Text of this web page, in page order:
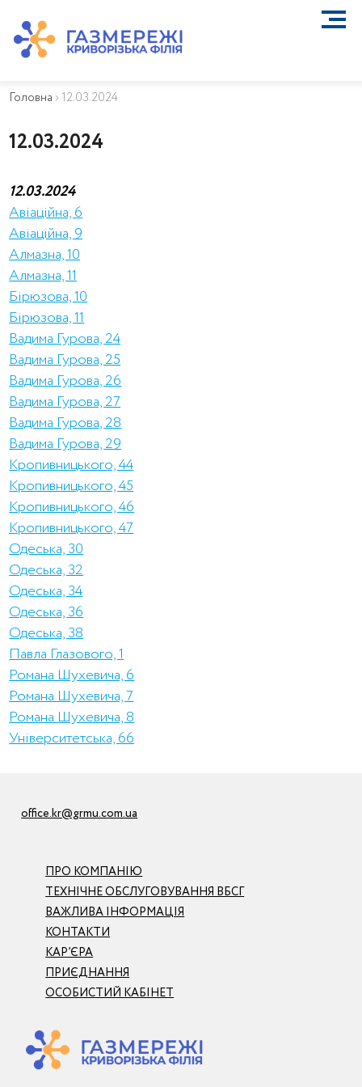
ПРО КОМПАНІЮ
ВАЖЛИВА ІНФОРМАЦІЯ
КАР’ЄРА
Біометан
КГУ
ОСОБИСТИЙ КАБІНЕТ
Головна › 12.03.2024
12.03.2024
12.03.2024
Авіаційна, 6
Авіаційна, 9
Алмазна, 10
Алмазна, 11
Бірюзова, 10
Бірюзова, 11
Вадима Гурова, 24
Вадима Гурова, 25
Вадима Гурова, 26
Вадима Гурова, 27
Вадима Гурова, 28
Вадима Гурова, 29
Кропивницького, 44
Кропивницького, 45
Кропивницького, 46
Кропивницького, 47
Одеська, 30
Одеська, 32
Одеська, 34
Одеська, 36
Одеська, 38
Павла Глазового, 1
Романа Шухевича, 6
Романа Шухевича, 7
Романа Шухевича, 8
Університетська, 66
ПРО КОМПАНІЮ
ТЕХНІЧНЕ ОБСЛУГОВУВАННЯ ВБСГ
ВАЖЛИВА ІНФОРМАЦІЯ
КОНТАКТИ
КАР’ЄРА
ПРИЄДНАННЯ
ОСОБИСТИЙ КАБІНЕТ
office.kr@grmu.com.ua